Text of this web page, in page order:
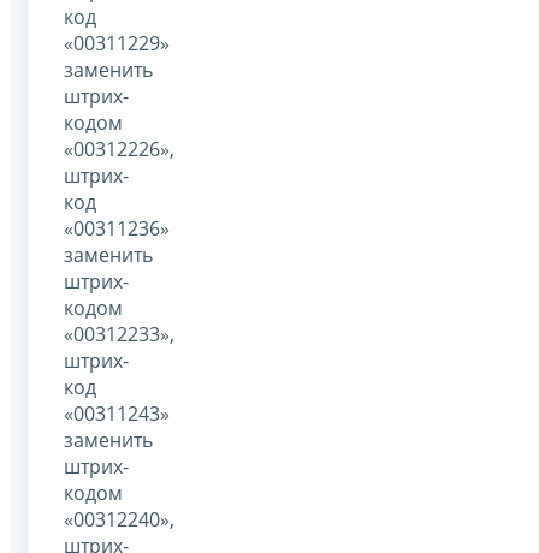
код
«00311229»
заменить
штрих-
кодом
«00312226»,
штрих-
код
«00311236»
заменить
штрих-
кодом
«00312233»,
штрих-
код
«00311243»
заменить
штрих-
кодом
«00312240»,
штрих-